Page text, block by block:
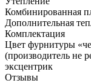
Комбинированная
Дополнительная
Комплектация
Цвет фурнитуры
(производитель не
эксцентрик
Отзывы